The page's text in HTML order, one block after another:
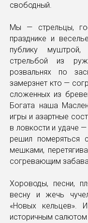
свободный.
Мы — стрельцы,
празднике и
публику
стрельбой из
розвальнях по
замерзнет кто —
сложенных из
Богата наша
игры и азартные
в ловкости и удаче
решил померяться
мешками,
согревающим
Хороводы, песни,
весну и жечь
«Новых кельцев».
историчным